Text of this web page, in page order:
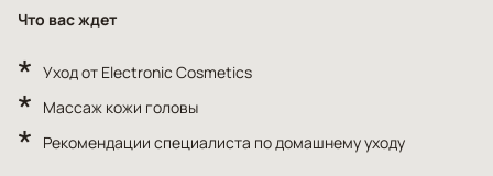
Что вас ждет
Уход от Electronic Cosmetics
Массаж кожи головы
Рекомендации специалиста по домашнему уходу